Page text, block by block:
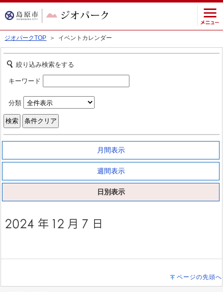
ジオパークTOP ＞ イベントカレンダー
絞り込み検索をする
キーワード
分類
月間表示
週間表示
日別表示
ページの先頭へ